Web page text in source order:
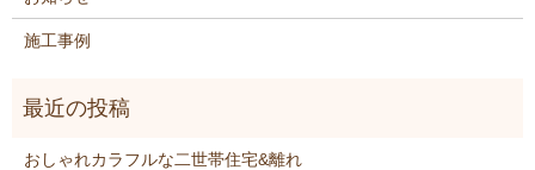
施工事例
おしゃれカラフルな二世帯住宅&離れ